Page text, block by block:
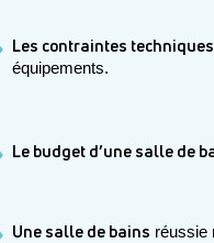
Les contraintes techniques
équipements.
Le budget d’une salle de
Une salle de bains réussie